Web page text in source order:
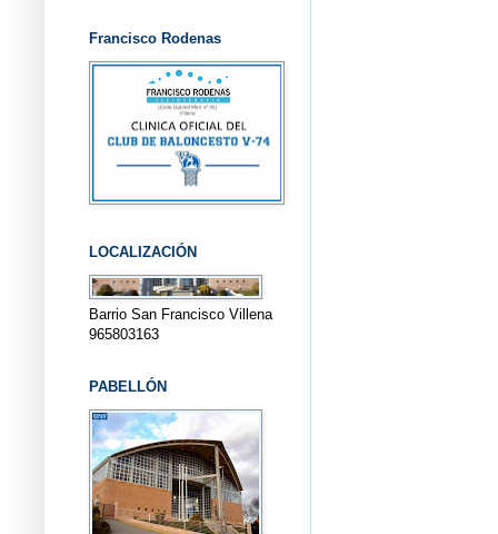
Francisco Rodenas
LOCALIZACIÓN
Barrio San Francisco Villena
965803163
PABELLÓN